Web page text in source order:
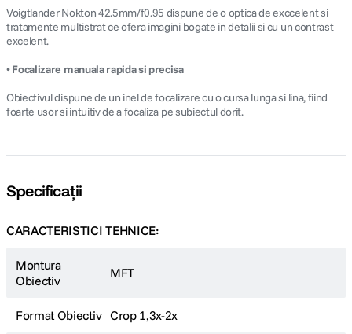
Voigtlander Nokton 42.5mm/f0.95 dispune de o optica de exccelent si
tratamente multistrat ce ofera imagini bogate in detalii si cu un contrast
excelent.
• Focalizare manuala rapida si precisa
Obiectivul dispune de un inel de focalizare cu o cursa lunga si lina, fiind
foarte usor si intuitiv de a focaliza pe subiectul dorit.
Specificații
CARACTERISTICI TEHNICE:
Montura
Obiectiv
MFT
Format Obiectiv Crop 1,3x-2x